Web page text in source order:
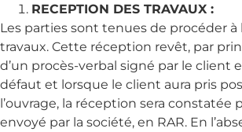
RECEPTION DES TRAVAUX :
Les parties sont tenues de procéder
travaux. Cette réception revêt, par
d’un procès-verbal signé par le client
défaut et lorsque le client aura pris
l’ouvrage, la réception sera constatée
envoyé par la société, en RAR. En